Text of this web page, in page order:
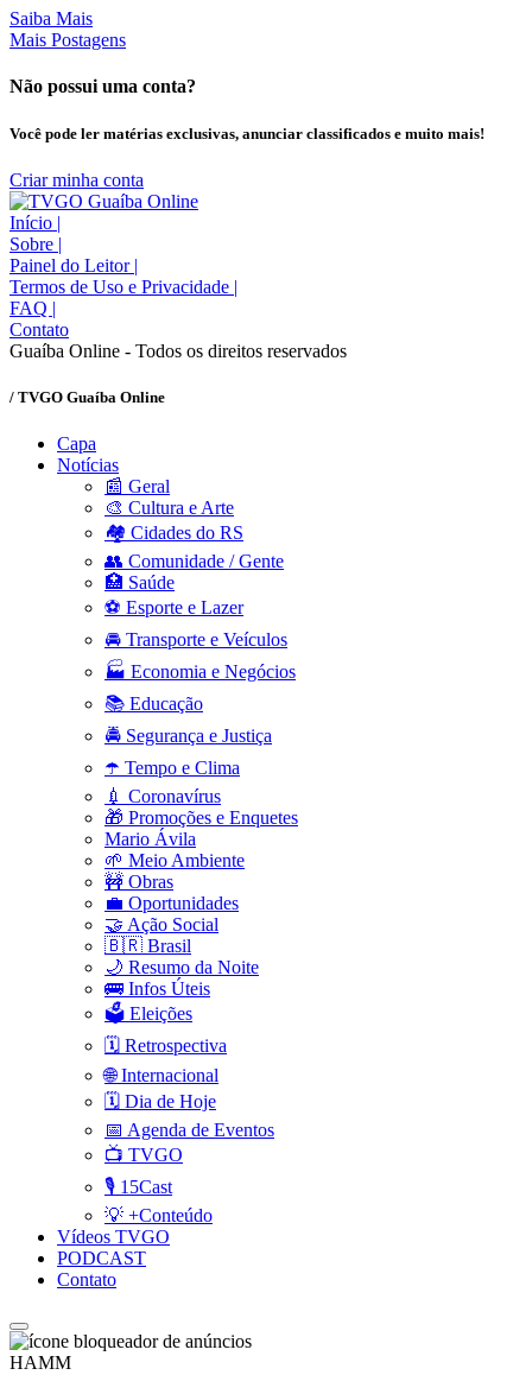
Saiba Mais
Mais Postagens
Não possui uma conta?
Você pode ler matérias exclusivas, anunciar classificados e muito mais!
Criar minha conta
Início |
Sobre |
Painel do Leitor |
Termos de Uso e Privacidade |
FAQ |
Contato
Guaíba Online - Todos os direitos reservados
/ TVGO Guaíba Online
Capa
Notícias
📰 Geral
🎨 Cultura e Arte
🏘️ Cidades do RS
👥 Comunidade / Gente
🏥 Saúde
⚽ Esporte e Lazer
🚘 Transporte e Veículos
🏭 Economia e Negócios
📚 Educação
🚔 Segurança e Justiça
☂️ Tempo e Clima
💉 Coronavírus
🎁 Promoções e Enquetes
Mario Ávila
🌱 Meio Ambiente
🚧 Obras
💼 Oportunidades
🤝 Ação Social
🇧🇷 Brasil
🌙 Resumo da Noite
🚌 Infos Úteis
🗳️ Eleições
🗓️ Retrospectiva
🌐 Internacional
🗓️ Dia de Hoje
📅 Agenda de Eventos
📺 TVGO
🎙️ 15Cast
💡 +Conteúdo
Vídeos TVGO
PODCAST
Contato
HAMM